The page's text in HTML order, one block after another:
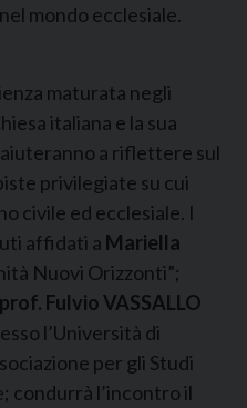
mondo ecclesiale.
maturata negli
italiana e la sua
a riflettere sul
privilegiate su cui
civile ed ecclesiale. I
affidati a Mariella
Nuovi Orizzonti”;
prof. Fulvio VASSALLO
l’Università di
per gli Studi
condurrà l’incontro il